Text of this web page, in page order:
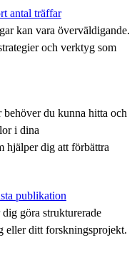
antal träffar
kan vara överväldigande.
och verktyg som
du kunna hitta och
i dina
hjälper dig att förbättra
publikation
göra strukturerade
eller ditt forskningsprojekt.